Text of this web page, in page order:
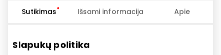
Sutikimas Išsami informacija Apie
Slapukų politika